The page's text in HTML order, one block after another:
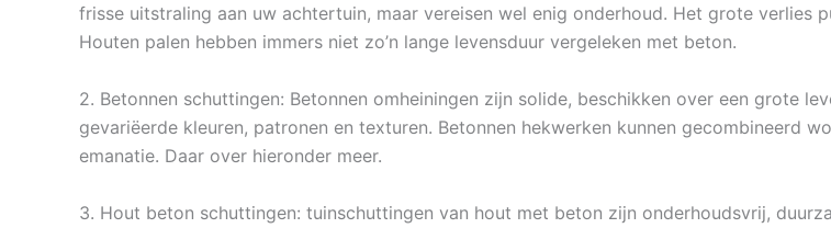
frisse uitstraling aan uw achtertuin, maar vereisen wel enig onderhoud. Het grote
Houten palen hebben immers niet zo’n lange levensduur vergeleken met beton.
2. Betonnen schuttingen: Betonnen omheiningen zijn solide, beschikken over een grote
gevariëerde kleuren, patronen en texturen. Betonnen hekwerken kunnen gecombineerd
emanatie. Daar over hieronder meer.
3. Hout beton schuttingen: tuinschuttingen van hout met beton zijn onderhoudsvrij,